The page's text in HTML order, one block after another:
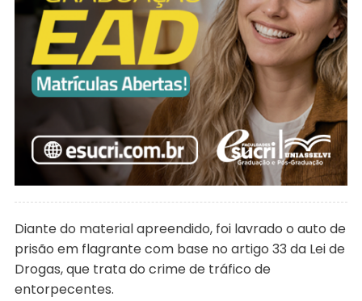
Diante do material apreendido, foi lavrado o auto de
prisão em flagrante com base no artigo 33 da Lei de
Drogas, que trata do crime de tráfico de
entorpecentes.